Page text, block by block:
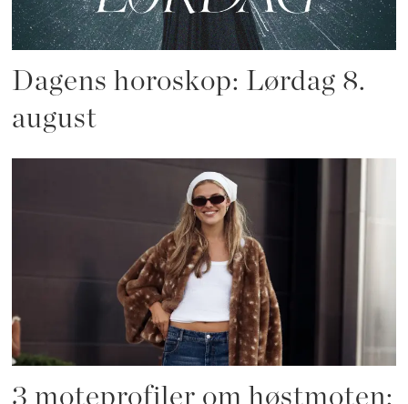
Dagens horoskop: Lørdag 8.
august
3 moteprofiler om høstmoten: